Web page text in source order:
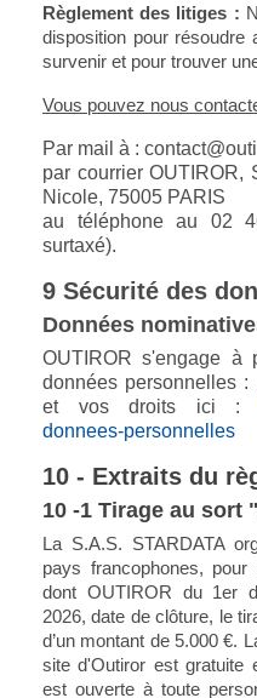
Règlement des litiges :
disposition pour résoudre
survenir et pour trouver
Vous pouvez nous
Par mail à :
par courrier OUTIROR,
Nicole, 75005 PARIS
au téléphone au 02
surtaxé).
9 Sécurité des
Données
OUTIROR s'engage à
données personnelles :
et vos droits ici :
donnees-personnelles
10 - Extraits du
10 -1 Tirage au sort
La S.A.S. STARDATA
pays francophones,
dont OUTIROR du 1er
2026, date de clôture, le
d’un montant de 5.000 €.
site d'Outiror est gratuite
est ouverte à toute